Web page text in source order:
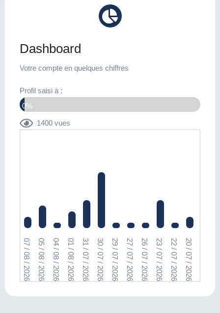
Dashboard
Votre compte en quelques chiffres
Profil saisi à :
0%
1400 vues
20 / 07 / 2026
22 / 07 / 2026
23 / 07 / 2026
26 / 07 / 2026
27 / 07 / 2026
29 / 07 / 2026
30 / 07 / 2026
31 / 07 / 2026
01 / 08 / 2026
04 / 08 / 2026
05 / 08 / 2026
07 / 08 / 2026